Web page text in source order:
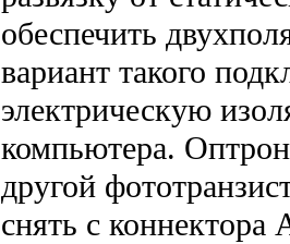
обеспечить
вариант такого
электрическую
компьютера.
другой
снять с